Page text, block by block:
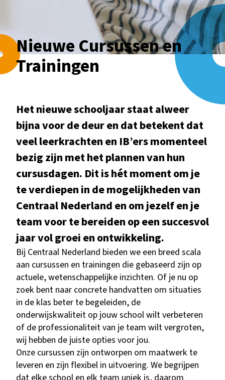
Nieuwe Cursussen en
Nieuwe Cursussen en
Trainingen
Het nieuwe schooljaar staat alweer
bijna voor de deur en dat betekent dat
veel leerkrachten en IB’ers momenteel
bezig zijn met het plannen van hun
cursusdagen. Dit is hét moment om je
te verdiepen in de mogelijkheden van
Centraal Nederland en om jezelf en je
team voor te bereiden op een succesvol
jaar vol groei en ontwikkeling.
Bij Centraal Nederland bieden we een breed scala
aan cursussen en trainingen die gebaseerd zijn op
actuele, wetenschappelijke inzichten. Of je nu op
zoek bent naar concrete handvatten om situaties
in de klas beter te begeleiden, de
onderwijskwaliteit op jouw school wilt verbeteren
of de professionaliteit van je team wilt vergroten,
wij hebben de juiste opties voor jou.
Onze cursussen zijn ontworpen om maatwerk te
leveren en zijn flexibel in uitvoering. We begrijpen